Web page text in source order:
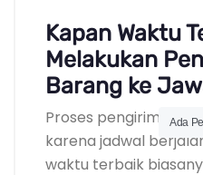
Kapan Waktu
Melakukan
Barang ke
Proses pengiriman
karena jadwal
waktu terbaik
Ada